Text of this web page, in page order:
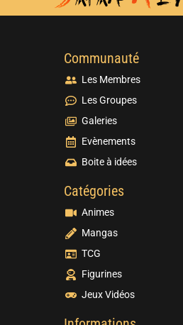
Communauté
Les Membres
Les Groupes
Galeries
Evènements
Boite à idées
Catégories
Animes
Mangas
TCG
Figurines
Jeux Vidéos